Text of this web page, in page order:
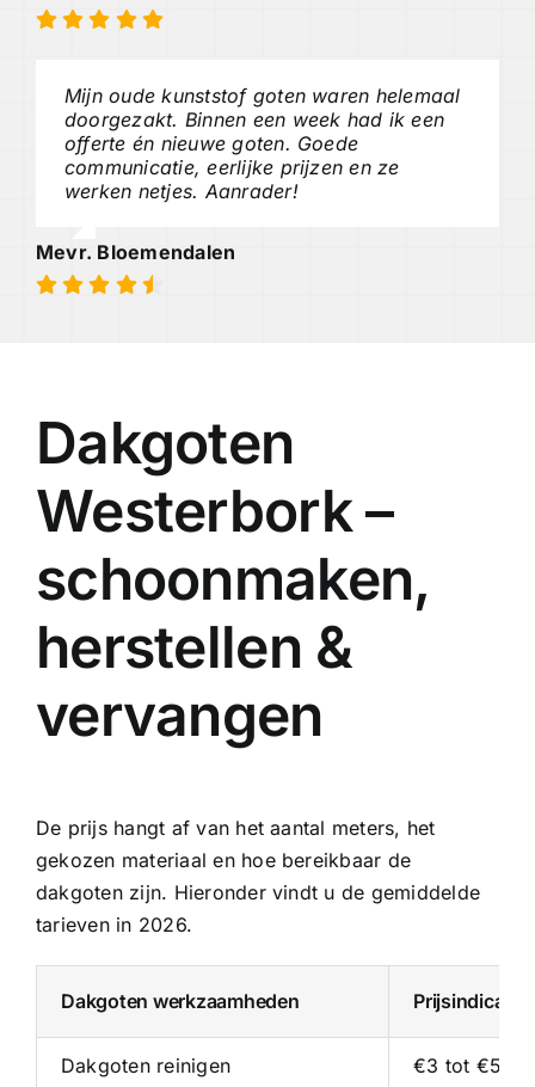
Mijn oude kunststof goten waren helemaal
doorgezakt. Binnen een week had ik een
offerte én nieuwe goten. Goede
communicatie, eerlijke prijzen en ze
werken netjes. Aanrader!
Mevr. Bloemendalen
Dakgoten
Westerbork –
schoonmaken,
herstellen &
vervangen
De prijs hangt af van het aantal meters, het
gekozen materiaal en hoe bereikbaar de
dakgoten zijn. Hieronder vindt u de gemiddelde
tarieven in 2026.
Dakgoten werkzaamheden Prijsindicatie
Dakgoten reinigen €3 tot €5